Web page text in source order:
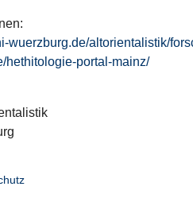
wuerzburg.de/altorientalistik/
hethitologie-portal-mainz/